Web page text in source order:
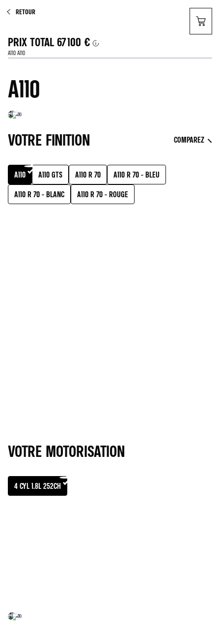
RETOUR
PRIX TOTAL 67 100 €
A110 A110
A110
VOTRE FINITION COMPAREZ
A110 A110 GTS A110 R 70
A110 R 70 - BLEU
A110 R 70 - BLANC
A110 R 70 - ROUGE
VOTRE MOTORISATION
4 CYL 1.8L 252CH